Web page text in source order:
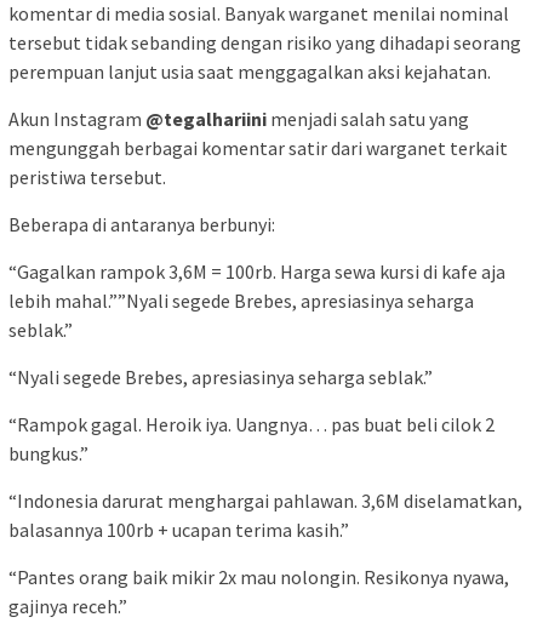
komentar di media sosial. Banyak warganet menilai nominal
tersebut tidak sebanding dengan risiko yang dihadapi seorang
perempuan lanjut usia saat menggagalkan aksi kejahatan.
Akun Instagram @tegalhariini menjadi salah satu yang
mengunggah berbagai komentar satir dari warganet terkait
peristiwa tersebut.
Beberapa di antaranya berbunyi:
“Gagalkan rampok 3,6M = 100rb. Harga sewa kursi di kafe aja
lebih mahal.””Nyali segede Brebes, apresiasinya seharga
seblak.”
“Nyali segede Brebes, apresiasinya seharga seblak.”
“Rampok gagal. Heroik iya. Uangnya… pas buat beli cilok 2
bungkus.”
“Indonesia darurat menghargai pahlawan. 3,6M diselamatkan,
balasannya 100rb + ucapan terima kasih.”
“Pantes orang baik mikir 2x mau nolongin. Resikonya nyawa,
gajinya receh.”